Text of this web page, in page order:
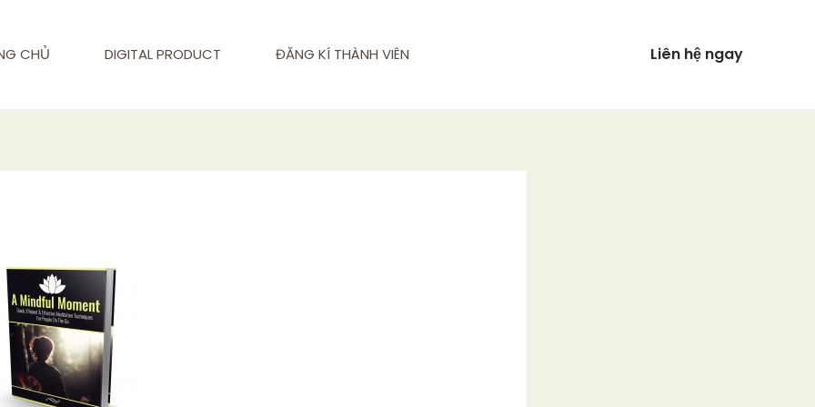
CHỦ DIGITAL PRODUCT ĐĂNG KÍ THÀNH VIÊN Liên hệ ngay